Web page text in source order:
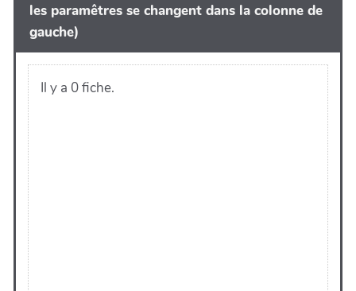
les paramêtres se changent dans la colonne de
gauche)